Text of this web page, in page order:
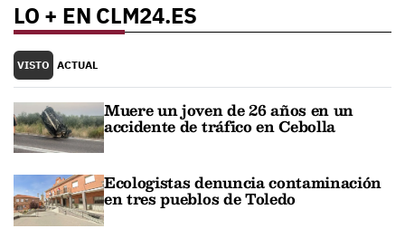
LO + EN CLM24.ES
VISTO ACTUAL
Muere un joven de 26 años en un
accidente de tráfico en Cebolla
Ecologistas denuncia contaminación
en tres pueblos de Toledo